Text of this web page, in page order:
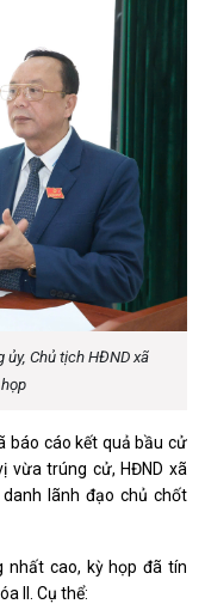
Chủ tịch HĐND xã
báo cáo kết quả bầu cử
vừa trúng cử, HĐND xã
lãnh đạo chủ chốt
nhất cao, kỳ họp đã tín
II. Cụ thể: